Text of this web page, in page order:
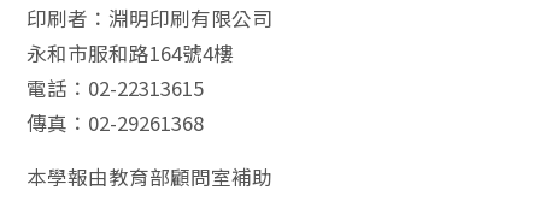
印刷者：淵明印刷有限公司
永和市服和路164號4樓
電話：02-22313615
傳真：02-29261368
本學報由教育部顧問室補助